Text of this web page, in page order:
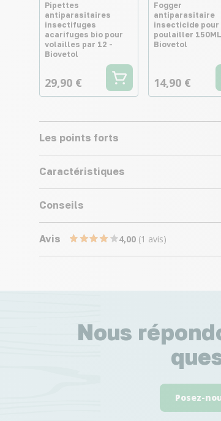
Pipettes
antiparasitaires
insectifuges
acarifuges bio pour
volailles par 12 -
Biovetol
29,90 €
Fogger
antiparasitaire
insecticide pour
poulailler
Biovetol
14,90 €
Les points forts
Caractéristiques
Conseils
Avis 4,00 (1 avis)
Nous
Posez-